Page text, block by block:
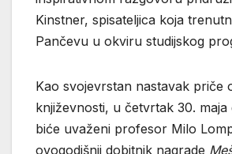
Kinstner, spisateljica koja
Pančevu u okviru studijskog
Kao svojevrstan nastavak priče
književnosti, u četvrtak 30. maja
biće uvaženi profesor Milo
ovogodišnji dobitnik nagrade